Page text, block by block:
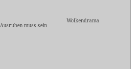
Ausruhen muss sein
Wolkendrama